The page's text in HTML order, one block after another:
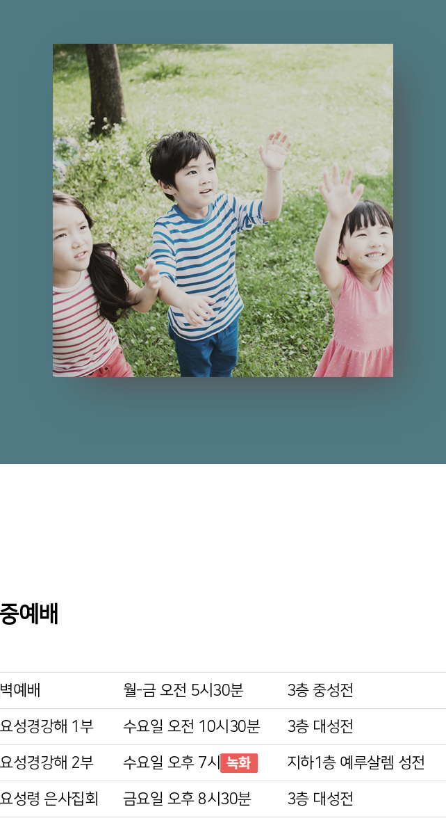
예배
예배 월-금 오전 5시30분 3층 중성전
성경강해 1부 수요일 오전 10시30분 3층 대성전
성경강해 2부 수요일 오후 7시 지하1층 예루살렘 성전
성령 은사집회 금요일 오후 8시30분 3층 대성전